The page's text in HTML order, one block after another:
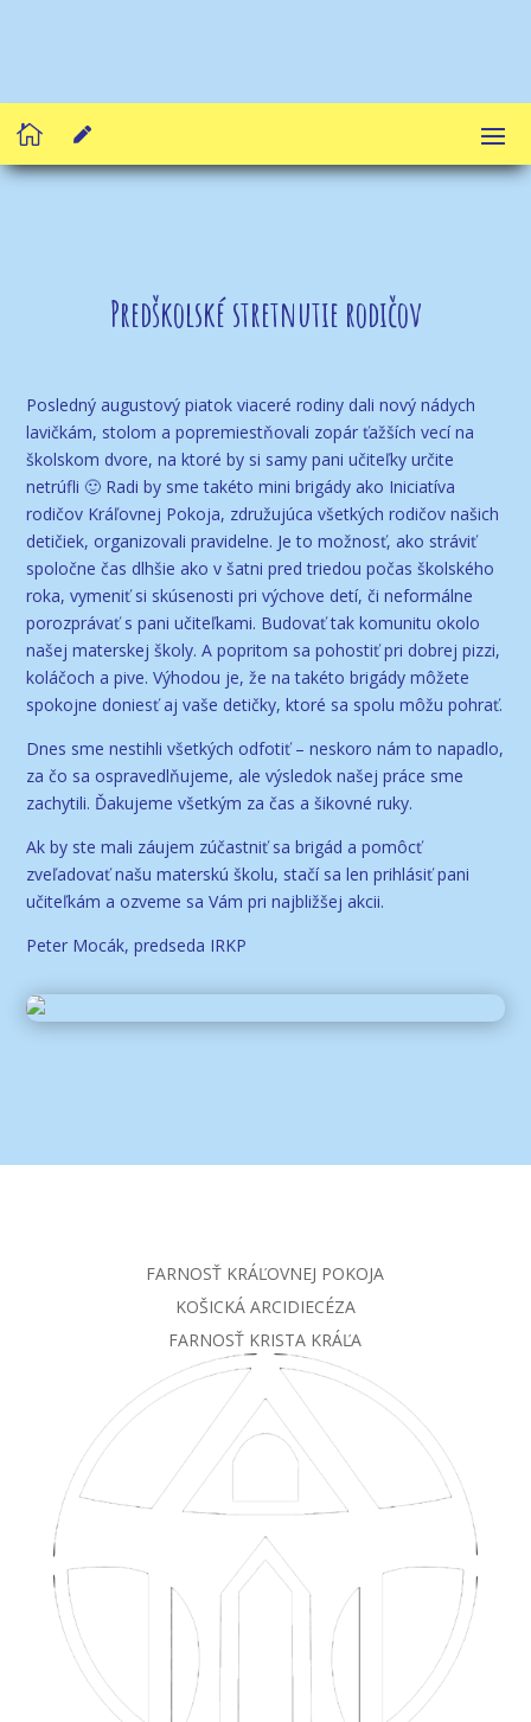
 
Predškolské stretnutie rodičov
Posledný augustový piatok viaceré rodiny dali nový nádych
lavičkám, stolom a popremiestňovali zopár ťažších vecí na
školskom dvore, na ktoré by si samy pani učiteľky určite
netrúfli 🙂 Radi by sme takéto mini brigády ako Iniciatíva
rodičov Kráľovnej Pokoja, združujúca všetkých rodičov našich
detičiek, organizovali pravidelne. Je to možnosť, ako stráviť
spoločne čas dlhšie ako v šatni pred triedou počas školského
roka, vymeniť si skúsenosti pri výchove detí, či neformálne
porozprávať s pani učiteľkami. Budovať tak komunitu okolo
našej materskej školy. A popritom sa pohostiť pri dobrej pizzi,
koláčoch a pive. Výhodou je, že na takéto brigády môžete
spokojne doniesť aj vaše detičky, ktoré sa spolu môžu pohrať.
Dnes sme nestihli všetkých odfotiť – neskoro nám to napadlo,
za čo sa ospravedlňujeme, ale výsledok našej práce sme
zachytili. Ďakujeme všetkým za čas a šikovné ruky.
Ak by ste mali záujem zúčastniť sa brigád a pomôcť
zveľadovať našu materskú školu, stačí sa len prihlásiť pani
učiteľkám a ozveme sa Vám pri najbližšej akcii.
Peter Mocák, predseda IRKP
FARNOSŤ KRÁĽOVNEJ POKOJA
KOŠICKÁ ARCIDIECÉZA
FARNOSŤ KRISTA KRÁĽA